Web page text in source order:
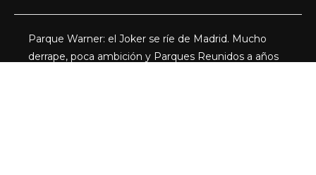
Parque Warner: el Joker se ríe de Madrid. Mucho
derrape, poca ambición y Parques Reunidos a años